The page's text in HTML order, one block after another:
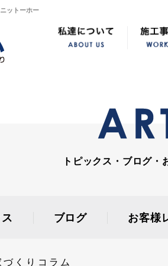
ットーホー
トピックス・ブログ・
ブログ お客様
づくりコラム